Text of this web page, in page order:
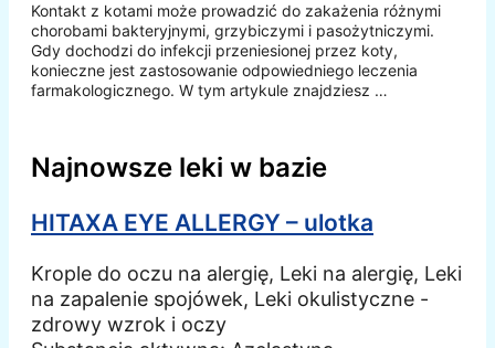
Kontakt z kotami może prowadzić do zakażenia różnymi
chorobami bakteryjnymi, grzybiczymi i pasożytniczymi.
Gdy dochodzi do infekcji przeniesionej przez koty,
konieczne jest zastosowanie odpowiedniego leczenia
farmakologicznego. W tym artykule znajdziesz …
Najnowsze leki w bazie
HITAXA EYE ALLERGY – ulotka
Krople do oczu na alergię, Leki na alergię, Leki
na zapalenie spojówek, Leki okulistyczne -
zdrowy wzrok i oczy